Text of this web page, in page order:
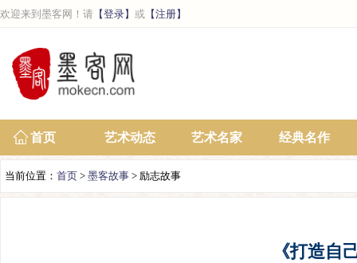
欢迎来到墨客网！请 【登录】 或 【注册】
首页 艺术动态 艺术名家 经典名作
当前位置： 首页 > 墨客故事 > 励志故事
《打造自